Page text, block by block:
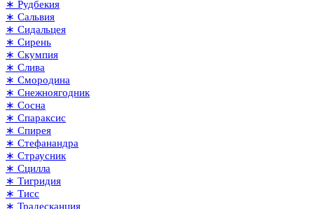
∗ Рудбекия
∗ Сальвия
∗ Сидальцея
∗ Сирень
∗ Скумпия
∗ Слива
∗ Смородина
∗ Снежноягодник
∗ Сосна
∗ Спараксис
∗ Спирея
∗ Стефанандра
∗ Страусник
∗ Сцилла
∗ Тигридия
∗ Тисс
∗ Традесканция